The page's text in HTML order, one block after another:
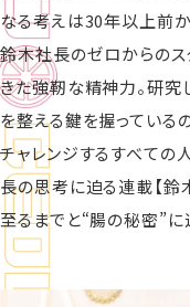
なる考えは30年以上前
鈴木社長のゼロからのス
きた強靭な精神力。研究
を整える鍵を握っている
チャレンジするすべての
長の思考に迫る連載【鈴
至るまでと“腸の秘密”に